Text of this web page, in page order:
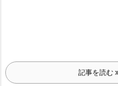
記事を読む